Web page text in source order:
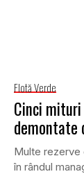
Flotă Verde
Cinci
demontate
Multe rezerve
în rândul